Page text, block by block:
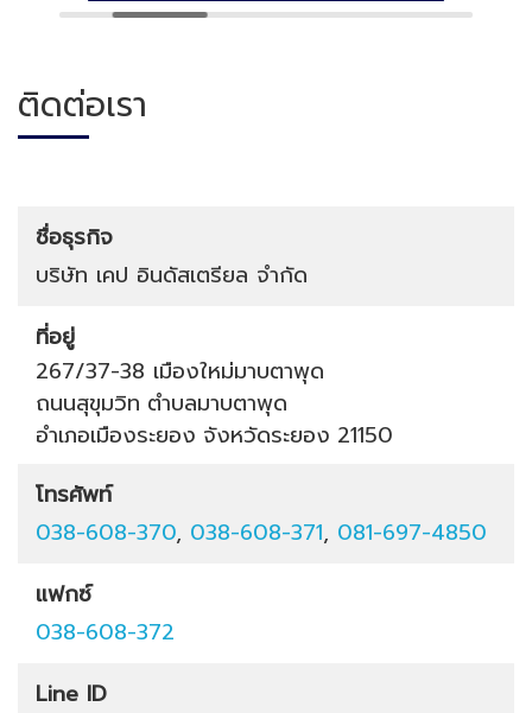
ติดต่อเรา
ชื่อธุรกิจ
บริษัท เคป อินดัสเตรียล จำกัด
ที่อยู่
267/37-38 เมืองใหม่มาบตาพุด
ถนนสุขุมวิท ตำบลมาบตาพุด
อำเภอเมืองระยอง จังหวัดระยอง 21150
โทรศัพท์
038-608-370, 038-608-371, 081-697-4850
แฟกซ์
038-608-372
Line ID